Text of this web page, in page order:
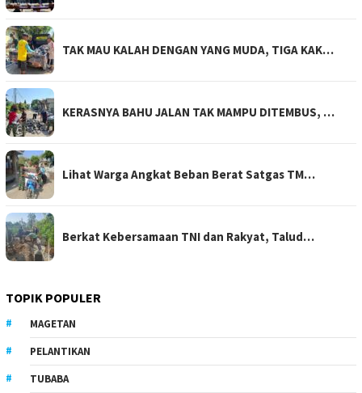
TAK MAU KALAH DENGAN YANG MUDA, TIGA KAK…
KERASNYA BAHU JALAN TAK MAMPU DITEMBUS, …
Lihat Warga Angkat Beban Berat Satgas TM…
Berkat Kebersamaan TNI dan Rakyat, Talud…
TOPIK POPULER
MAGETAN
PELANTIKAN
TUBABA